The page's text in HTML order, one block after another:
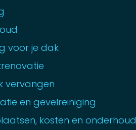
voor je dak
vervangen
en gevelreiniging
kosten en onderhoud